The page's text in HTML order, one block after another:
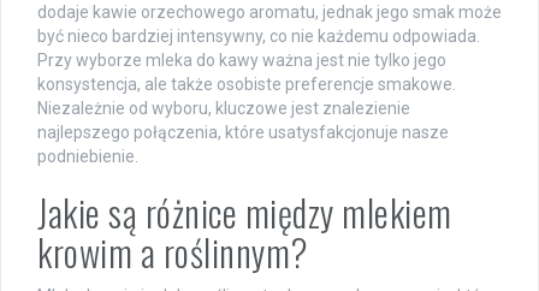
dodaje kawie orzechowego aromatu, jednak jego smak może
być nieco bardziej intensywny, co nie każdemu odpowiada.
Przy wyborze mleka do kawy ważna jest nie tylko jego
konsystencja, ale także osobiste preferencje smakowe.
Niezależnie od wyboru, kluczowe jest znalezienie
najlepszego połączenia, które usatysfakcjonuje nasze
podniebienie.
Jakie są różnice między mlekiem
krowim a roślinnym?